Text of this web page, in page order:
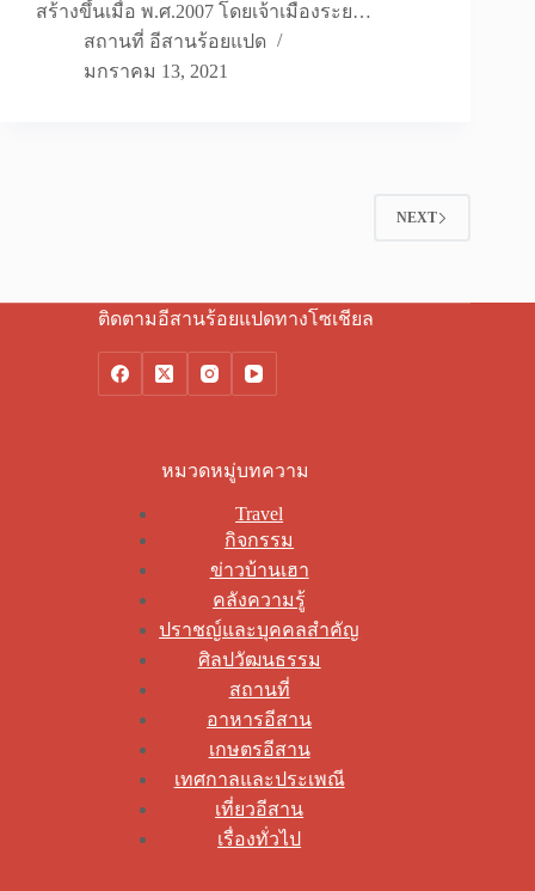
สร้างขึ้นเมื่อ พ.ศ.2007 โดยเจ้าเมืองระย…
สถานที่ อีสานร้อยแปด
มกราคม 13, 2021
NEXT
ติดตามอีสานร้อยแปดทางโซเชียล
หมวดหมู่บทความ
Travel
กิจกรรม
ข่าวบ้านเฮา
คลังความรู้
ปราชญ์และบุคคลสำคัญ
ศิลปวัฒนธรรม
สถานที่
อาหารอีสาน
เกษตรอีสาน
เทศกาลและประเพณี
เที่ยวอีสาน
เรื่องทั่วไป